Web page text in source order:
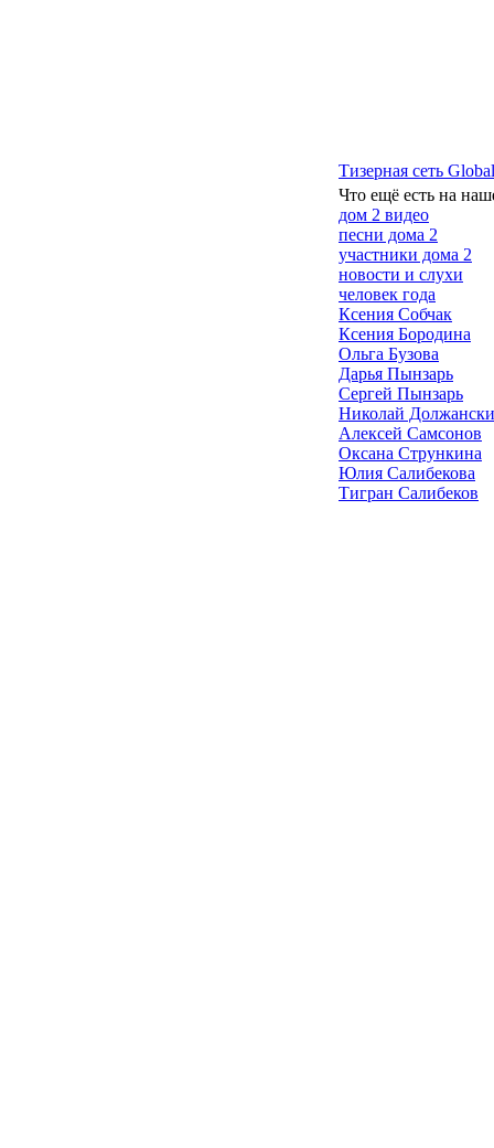
Тизерная сеть
Что ещё есть на
дом 2 видео
песни дома 2
участники дома 2
новости и слухи
человек года
Ксения Собчак
Ксения Бородина
Ольга Бузова
Дарья Пынзарь
Сергей Пынзарь
Николай
Алексей Самсонов
Оксана Стрункина
Юлия Салибекова
Тигран Салибеков